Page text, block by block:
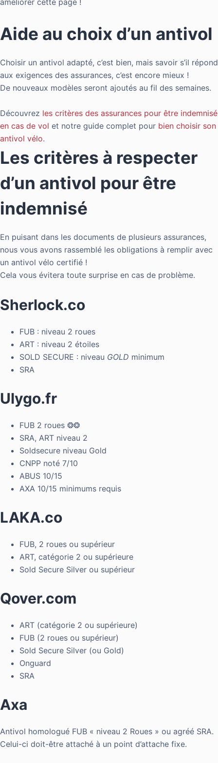
Aide au choix d’un antivol
Choisir un antivol adapté, c’est bien, mais savoir s’il répond
aux exigences des assurances, c’est encore mieux !
De nouveaux modèles seront ajoutés au fil des semaines.
Découvrez les critères des assurances pour être indemnisé
en cas de vol et notre guide complet pour bien choisir son
antivol vélo.
Les critères à respecter
d’un antivol pour être
indemnisé
En puisant dans les documents de plusieurs assurances,
nous vous avons rassemblé les obligations à remplir avec
un antivol vélo certifié !
Cela vous évitera toute surprise en cas de problème.
Sherlock.co
FUB : niveau 2 roues
ART : niveau 2 étoiles
SOLD SECURE : niveau GOLD minimum
SRA
Ulygo.fr
FUB 2 roues ❂❂
SRA, ART niveau 2
Soldsecure niveau Gold
CNPP noté 7/10
ABUS 10/15
AXA 10/15 minimums requis
LAKA.co
FUB, 2 roues ou supérieur
ART, catégorie 2 ou supérieure
Sold Secure Silver ou supérieur
Qover.com
ART (catégorie 2 ou supérieure)
FUB (2 roues ou supérieur)
Sold Secure Silver (ou Gold)
Onguard
SRA
Axa
Antivol homologué FUB « niveau 2 Roues » ou agréé SRA.
Celui-ci doit-être attaché à un point d’attache fixe.